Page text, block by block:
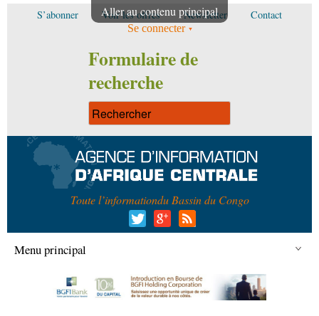
Aller au contenu principal
S’abonner Voir les offres Newsletter Contact
Se connecter
Formulaire de
recherche
Toute l’informationdu Bassin du Congo
Menu principal